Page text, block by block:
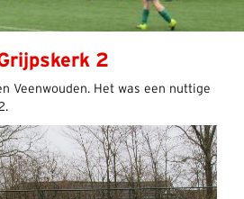
2
Veenwouden. Het was een nuttige